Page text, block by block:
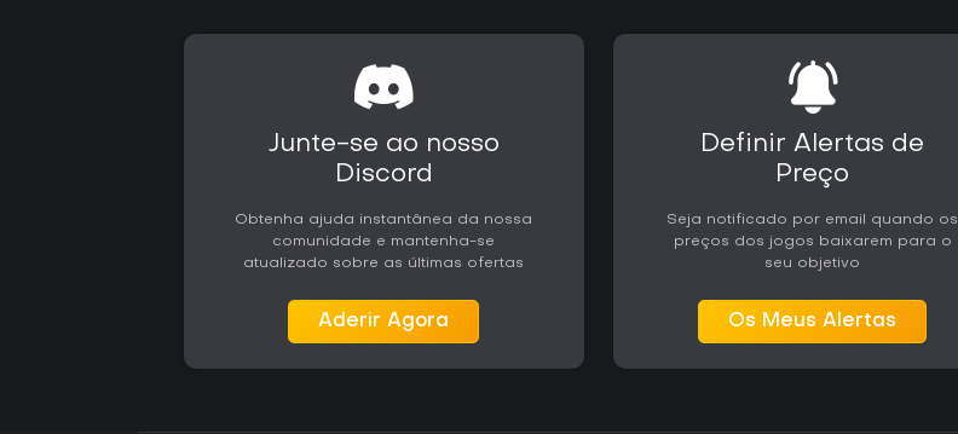
Junte-se ao nosso
Discord
Obtenha ajuda instantânea da nossa
comunidade e mantenha-se
atualizado sobre as últimas ofertas
Aderir Agora
Definir Alertas de
Preço
Seja notificado por email quando os
preços dos jogos baixarem para o
seu objetivo
Os Meus Alertas